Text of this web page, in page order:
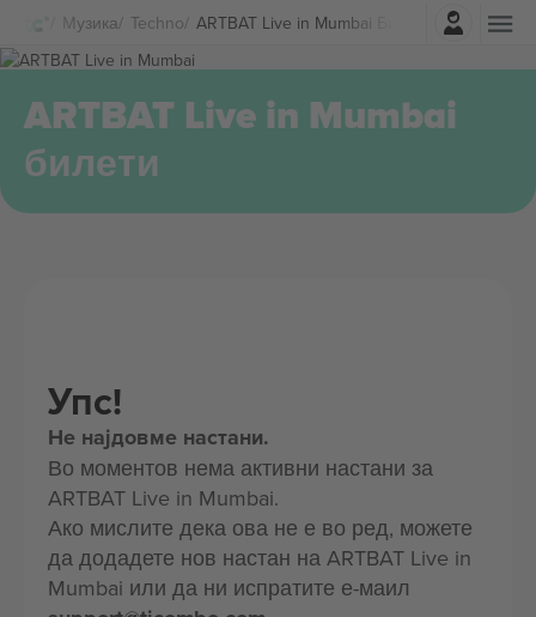
Музика Techno ARTBAT Live in Mumbai Билети
Најави се
ARTBAT Live in Mumbai
билети
Упс!
Не најдовме настани.
Во моментов нема активни настани за
ARTBAT Live in Mumbai.
Ако мислите дека ова не е во ред, можете
да додадете нов настан на ARTBAT Live in
Mumbai или да ни испратите е-маил